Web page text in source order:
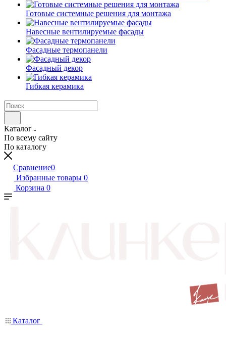
Готовые системные решения для монтажа
Навесные вентилируемые фасады
Фасадные термопанели
Фасадный декор
Гибкая керамика
Каталог
По всему сайту
По каталогу
Сравнение0
Избранные товары 0
Корзина 0
Каталог